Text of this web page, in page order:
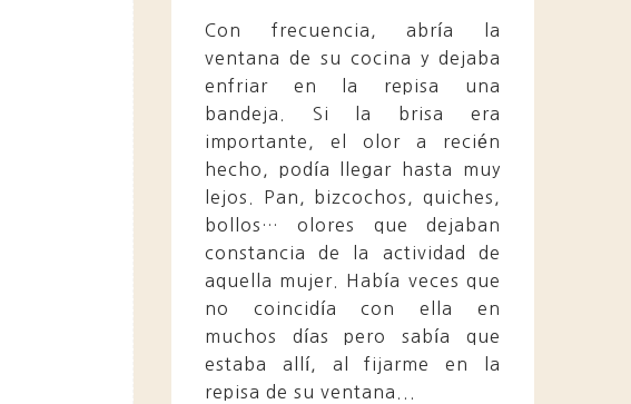
Con frecuencia, abría la
ventana de su cocina y dejaba
enfriar en la repisa una
bandeja. Si la brisa era
importante, el olor a recién
hecho, podía llegar hasta muy
lejos. Pan, bizcochos, quiches,
bollos… olores que dejaban
constancia de la actividad de
aquella mujer. Había veces que
no coincidía con ella en
muchos días pero sabía que
estaba allí, al fijarme en la
repisa de su ventana...